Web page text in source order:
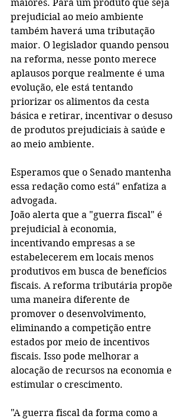
maiores. Para um produto que seja
prejudicial ao meio ambiente
também haverá uma tributação
maior. O legislador quando pensou
na reforma, nesse ponto merece
aplausos porque realmente é uma
evolução, ele está tentando
priorizar os alimentos da cesta
básica e retirar, incentivar o desuso
de produtos prejudiciais à saúde e
ao meio ambiente.
Esperamos que o Senado mantenha
essa redação como está" enfatiza a
advogada.
João alerta que a "guerra fiscal" é
prejudicial à economia,
incentivando empresas a se
estabelecerem em locais menos
produtivos em busca de benefícios
fiscais. A reforma tributária propõe
uma maneira diferente de
promover o desenvolvimento,
eliminando a competição entre
estados por meio de incentivos
fiscais. Isso pode melhorar a
alocação de recursos na economia e
estimular o crescimento.
"A guerra fiscal da forma como a